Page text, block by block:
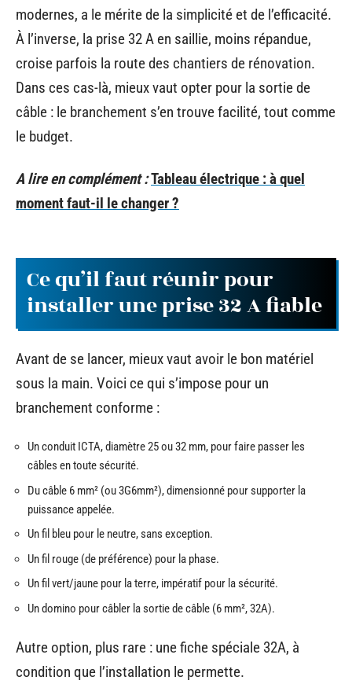
modernes, a le mérite de la simplicité et de l’efficacité.
À l’inverse, la prise 32 A en saillie, moins répandue,
croise parfois la route des chantiers de rénovation.
Dans ces cas-là, mieux vaut opter pour la sortie de
câble : le branchement s’en trouve facilité, tout comme
le budget.
A lire en complément :Tableau électrique : à quel
moment faut-il le changer ?
Ce qu’il faut réunir pour
installer une prise 32 A fiable
Avant de se lancer, mieux vaut avoir le bon matériel
sous la main. Voici ce qui s’impose pour un
branchement conforme :
Un conduit ICTA, diamètre 25 ou 32 mm, pour faire passer les
câbles en toute sécurité.
Du câble 6 mm² (ou 3G6mm²), dimensionné pour supporter la
puissance appelée.
Un fil bleu pour le neutre, sans exception.
Un fil rouge (de préférence) pour la phase.
Un fil vert/jaune pour la terre, impératif pour la sécurité.
Un domino pour câbler la sortie de câble (6 mm², 32A).
Autre option, plus rare : une fiche spéciale 32A, à
condition que l’installation le permette.